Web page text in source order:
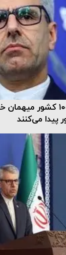
بقائی: از حدود ۱۰۰
پیدا می‌کنند